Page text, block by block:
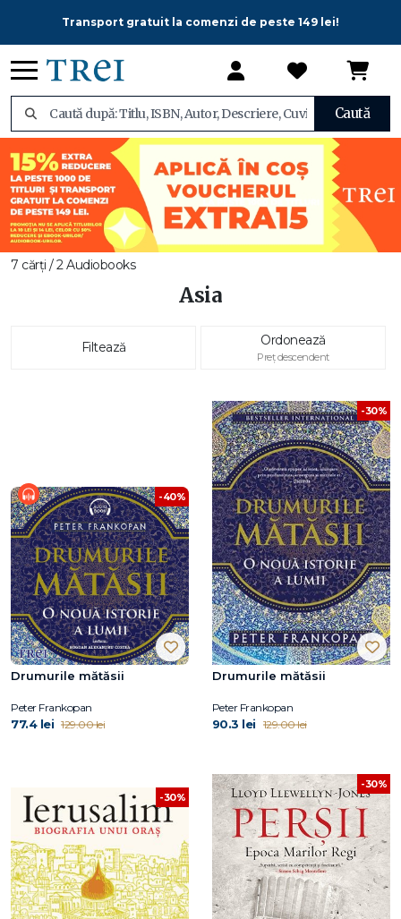
Transport gratuit la comenzi de peste 149 lei!
Caută
7 cărți / 2 Audiobooks
Asia
Filtează Ordonează
Preț descendent
-40%
Drumurile mătăsii
Peter Frankopan
77.4 lei 129.00 lei
-30%
Drumurile mătăsii
Peter Frankopan
90.3 lei 129.00 lei
-30%
-30%